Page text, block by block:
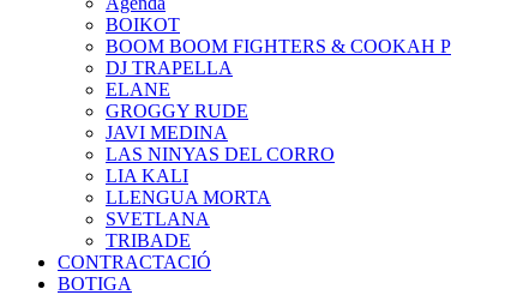
BOIKOT
BOOM BOOM FIGHTERS & COOKAH P
DJ TRAPELLA
ELANE
GROGGY RUDE
JAVI MEDINA
LAS NINYAS DEL CORRO
LIA KALI
LLENGUA MORTA
SVETLANA
TRIBADE
CONTRACTACIÓ
BOTIGA